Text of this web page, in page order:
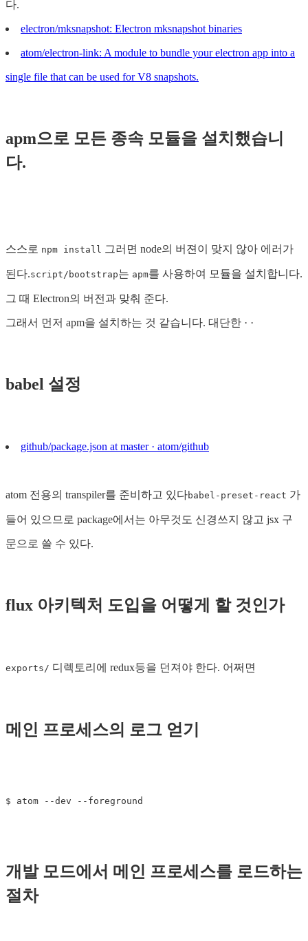
다.
electron/mksnapshot: Electron mksnapshot binaries
atom/electron-link: A module to bundle your electron app into a
single file that can be used for V8 snapshots.
apm으로 모든 종속 모듈을 설치했습니
다.
스스로 npm install 그러면 node의 버젼이 맞지 않아 에러가
된다.script/bootstrap는 apm를 사용하여 모듈을 설치합니다.
그 때 Electron의 버전과 맞춰 준다.
그래서 먼저 apm을 설치하는 것 같습니다. 대단한 · ·
babel 설정
github/package.json at master · atom/github
atom 전용의 transpiler를 준비하고 있다babel-preset-react 가
들어 있으므로 package에서는 아무것도 신경쓰지 않고 jsx 구
문으로 쓸 수 있다.
flux 아키텍처 도입을 어떻게 할 것인가
exports/ 디렉토리에 redux등을 던져야 한다. 어쩌면
메인 프로세스의 로그 얻기
$ atom --dev --foreground
개발 모드에서 메인 프로세스를 로드하는
절차